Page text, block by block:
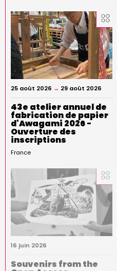
25 août 2026 → 29 août 2026
43e atelier annuel de
fabrication de papier
d'Awagami 2026 -
Ouverture des
inscriptions
France
16 juin 2026
Souvenirs from the